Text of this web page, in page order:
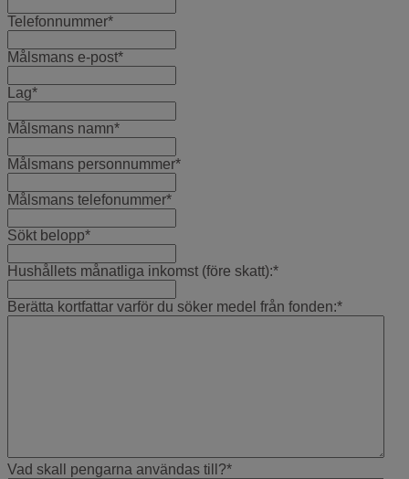
Telefonnummer*
Målsmans e-post*
Lag*
Målsmans namn*
Målsmans personnummer*
Målsmans telefonummer*
Sökt belopp*
Hushållets månatliga inkomst (före skatt):*
Berätta kortfattar varför du söker medel från fonden:*
Vad skall pengarna användas till?*